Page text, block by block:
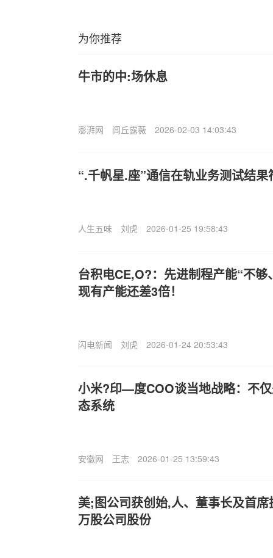
为你推荐
牛市的中:场休息
澎湃网 闾丘露薇 2026-02-03 14:03:43
“.千帆星.座”通信在轨业务测试结果
人生五味 刘虎 2026-01-25 19:58:43
台积电CE,O?：先进制程产能“不
现有产能还差3倍！
闪电新闻 刘虎 2026-01-24 20:53:43
小米?印—度COO谈当地战略：不
态系统
安徽网 王志 2026-01-25 13:59:43
美;图公司获创始,人、董事长及首
万股公司股份